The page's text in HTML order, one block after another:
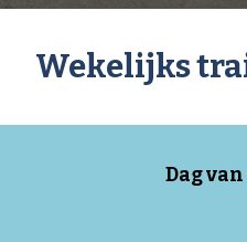
Wekelijks
Dag